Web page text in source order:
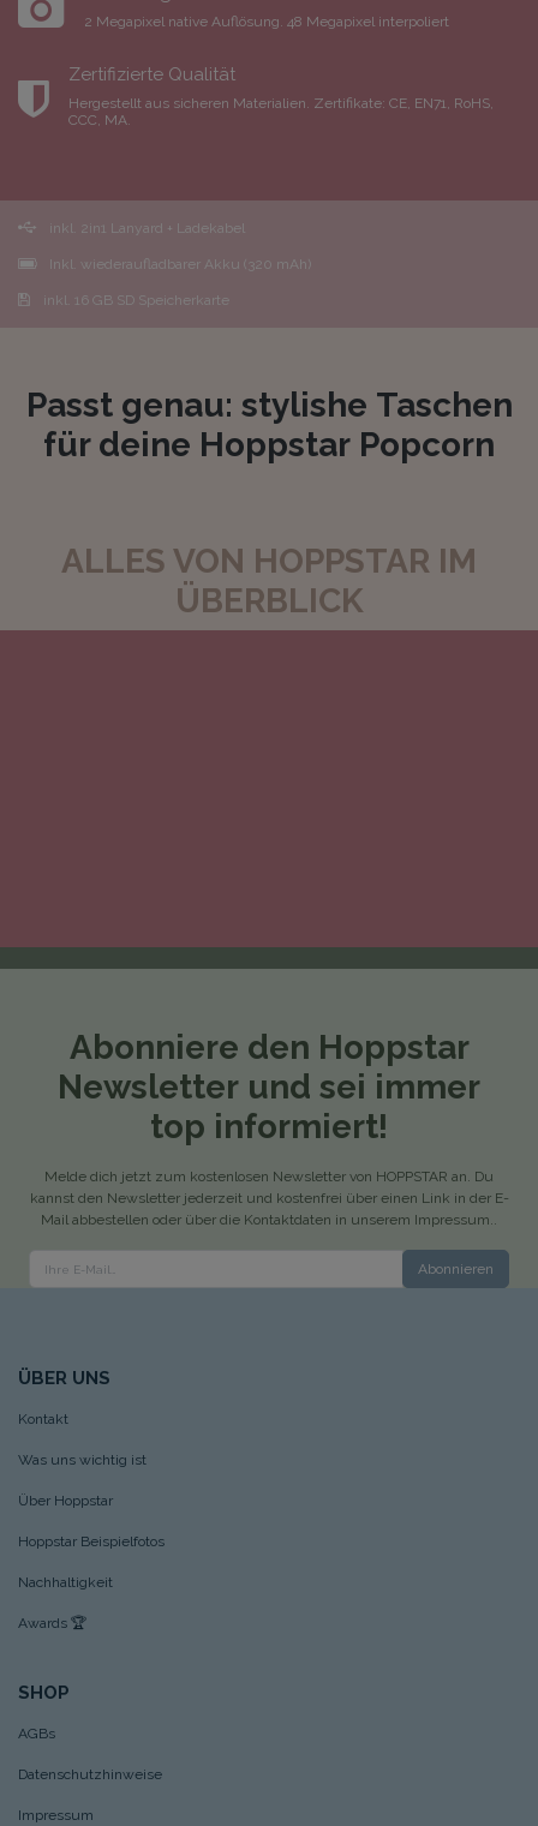
2 Megapixel native Auflösung. 48 Megapixel interpoliert
Zertifizierte Qualität​​
Hergestellt aus sicheren Materialien. Zertifikate: CE, EN71, RoHS,
CCC, MA.
inkl. 2in1 Lanyard + Ladekabel
Inkl. wiederaufladbarer Akku (320 mAh)
inkl. 16 GB SD Speicherkarte
Passt genau: stylishe Taschen
für deine Hoppstar Popcorn
ALLES VON HOPPSTAR IM
ÜBERBLICK
Abonniere den Hoppstar
Newsletter und sei immer
top informiert!
Melde dich jetzt zum kostenlosen Newsletter von HOPPSTAR an. Du
kannst den Newsletter jederzeit und kostenfrei über einen Link in der E-
Mail abbestellen oder über die Kontaktdaten in unserem Impressum..
Abonnieren
ÜBER UNS
Kontakt
Was uns wichtig ist
Über Hoppstar
Hoppstar Beispielfotos
Nachhaltigkeit
Awards 🏆
SHOP
AGBs
Datenschutzhinweise
Impressum